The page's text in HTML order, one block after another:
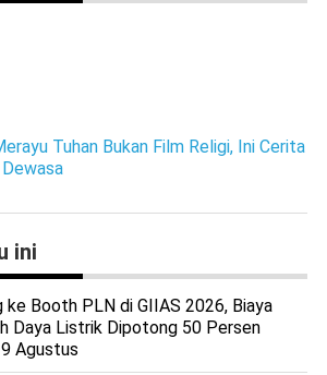
Tuhan Bukan Film Religi, Ini Cerita
ini
ke Booth PLN di GIIAS 2026, Biaya
Daya Listrik Dipotong 50 Persen
Agustus